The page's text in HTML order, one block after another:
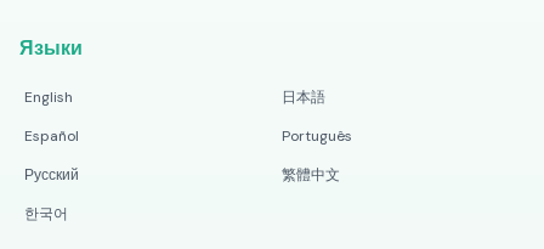
Языки
English
日本語
Español
Português
Русский
繁體中文
한국어